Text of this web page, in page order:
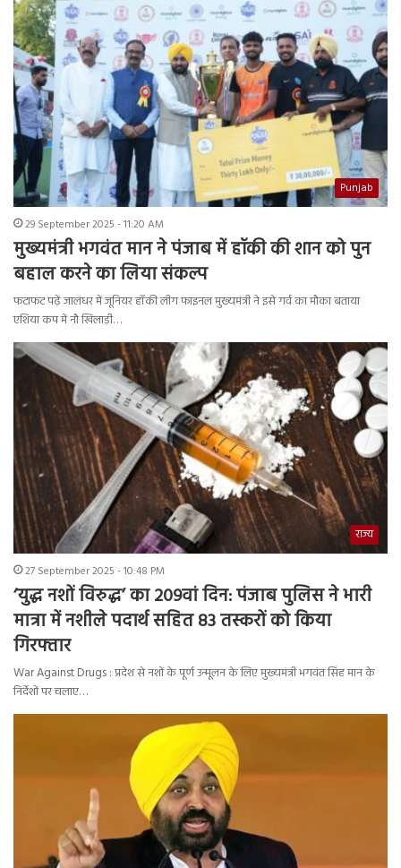
Punjab
29 September 2025 - 11:20 AM
मुख्यमंत्री भगवंत मान ने पंजाब में हॉकी की शान को पुन
बहाल करने का लिया संकल्प
फटाफट पढ़ें जालंधर में जूनियर हॉकी लीग फाइनल मुख्यमंत्री ने इसे गर्व का मौका बताया
एशिया कप में नौ खिलाड़ी…
राज्य
27 September 2025 - 10:48 PM
‘युद्ध नशों विरुद्ध’ का 209वां दिन: पंजाब पुलिस ने भारी
मात्रा में नशीले पदार्थ सहित 83 तस्करों को किया
गिरफ्तार
War Against Drugs : प्रदेश से नशों के पूर्ण उन्मूलन के लिए मुख्यमंत्री भगवंत सिंह मान के
निर्देशों पर चलाए…